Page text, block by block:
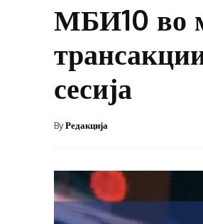
МБИ10 во
сесија
ByРедакција